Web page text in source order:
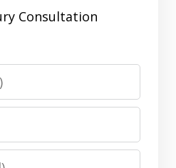
Consultation